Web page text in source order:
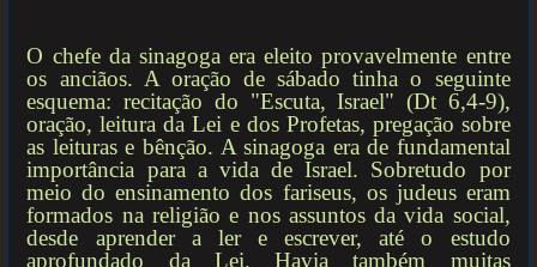
O chefe da sinagoga era eleito provavelmente entre
os anciãos. A oração de sábado tinha o seguinte
esquema: recitação do "Escuta, Israel" (Dt 6,4-9),
oração, leitura da Lei e dos Profetas, pregação sobre
as leituras e bênção. A sinagoga era de fundamental
importância para a vida de Israel. Sobretudo por
meio do ensinamento dos fariseus, os judeus eram
formados na religião e nos assuntos da vida social,
desde aprender a ler e escrever, até o estudo
aprofundado da Lei. Havia também muitas